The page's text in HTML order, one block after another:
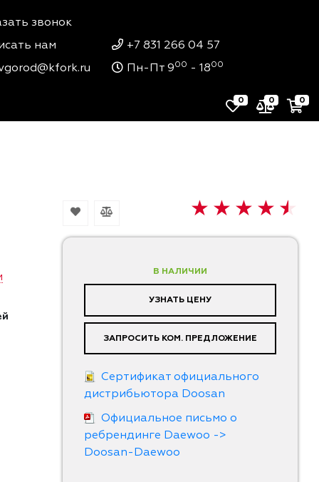
звонок
нам
+7 831 266 04 57
Пн-Пт 900 - 1800
0 0 0
В НАЛИЧИИ
УЗНАТЬ ЦЕНУ
ЗАПРОСИТЬ КОМ. ПРЕДЛОЖЕНИЕ
Сертификат официального
дистрибьютора Doosan
Официальное письмо о
ребрендинге Daewoo ->
Doosan-Daewoo